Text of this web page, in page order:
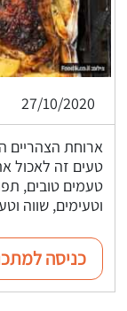
27/10/2020
ארוחת הצהריים
טעים זה לאכול
טעמים טובים,
וטעימים, שווה
כניסה